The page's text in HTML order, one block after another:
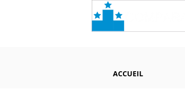
ACCUEIL